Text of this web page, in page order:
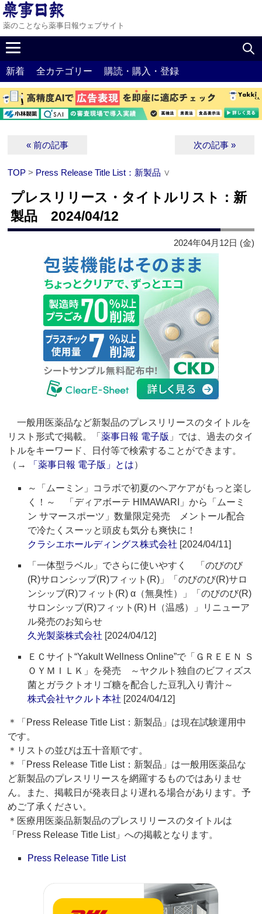
薬のことなら薬事日報ウェブサイト
新着 全カテゴリー 購読・購入・登録
« 前の記事 次の記事 »
TOP > Press Release Title List：新製品 ∨
プレスリリース・タイトルリスト：新
製品 2024/04/12
2024年04月12日 (金)
一般用医薬品など新製品のプレスリリースのタイトルを
リスト形式で掲載。「薬事日報 電子版 」では、過去のタイ
トルをキーワード、日付等で検索することができます。
（→
「薬事日報 電子版」とは）
～「ムーミン」コラボで初夏のヘアケアがもっと楽し
く！～ 「ディアボーテ HIMAWARI」から「ムーミ
ン サマースポーツ」数量限定発売 メントール配合
で冷たくスーッと頭皮も気分も爽快に！
クラシエホールディングス株式会社 [2024/04/11]
「一体型ラベル」でさらに使いやすく 「のびのび
(R)サロンシップ(R)フィット(R)」「のびのび(R)サロ
ンシップ(R)フィット(R) α（無臭性）」「のびのび(R)
サロンシップ(R)フィット(R) H（温感）」リニューア
ル発売のお知らせ
久光製薬株式会社 [2024/04/12]
ＥＣサイト“Yakult Wellness Online”で「ＧＲＥＥＮ Ｓ
ＯＹＭＩＬＫ」を発売 ～ヤクルト独自のビフィズス
菌とガラクトオリゴ糖を配合した豆乳入り青汁～
株式会社ヤクルト本社 [2024/04/12]
＊「Press Release Title List：新製品」は現在試験運用中
です。
＊リストの並びは五十音順です。
＊「Press Release Title List：新製品」は一般用医薬品な
ど新製品のプレスリリースを網羅するものではありませ
ん。また、掲載日が発表日より遅れる場合があります。予
めご了承ください。
＊医療用医薬品新製品のプレスリリースのタイトルは
「Press Release Title List」への掲載となります。
Press Release Title List